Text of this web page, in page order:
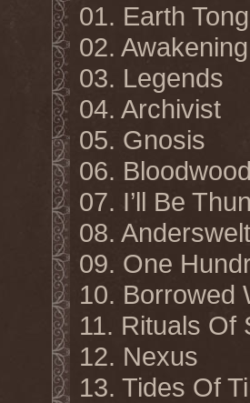
01. Earth
02. Awakening
03. Legends
04. Archivist
05. Gnosis
06.
07. I’ll Be
08. Anderswelt
09. One
10. Borrowed
11. Rituals Of
12. Nexus
13. Tides Of